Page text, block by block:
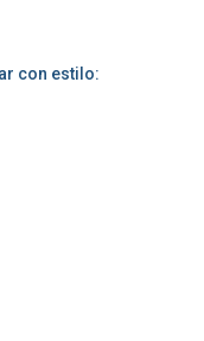
con estilo: